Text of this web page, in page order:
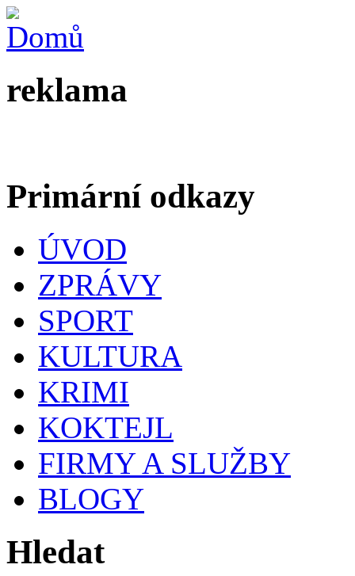
reklama
Primární odkazy
ÚVOD
ZPRÁVY
SPORT
KULTURA
KRIMI
KOKTEJL
FIRMY A SLUŽBY
BLOGY
Hledat